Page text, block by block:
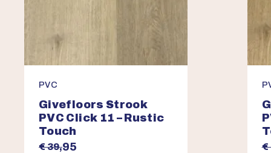
PVC
Givefloors Strook
PVC Click 11 – Rustic
Touch
€ 39,95 €